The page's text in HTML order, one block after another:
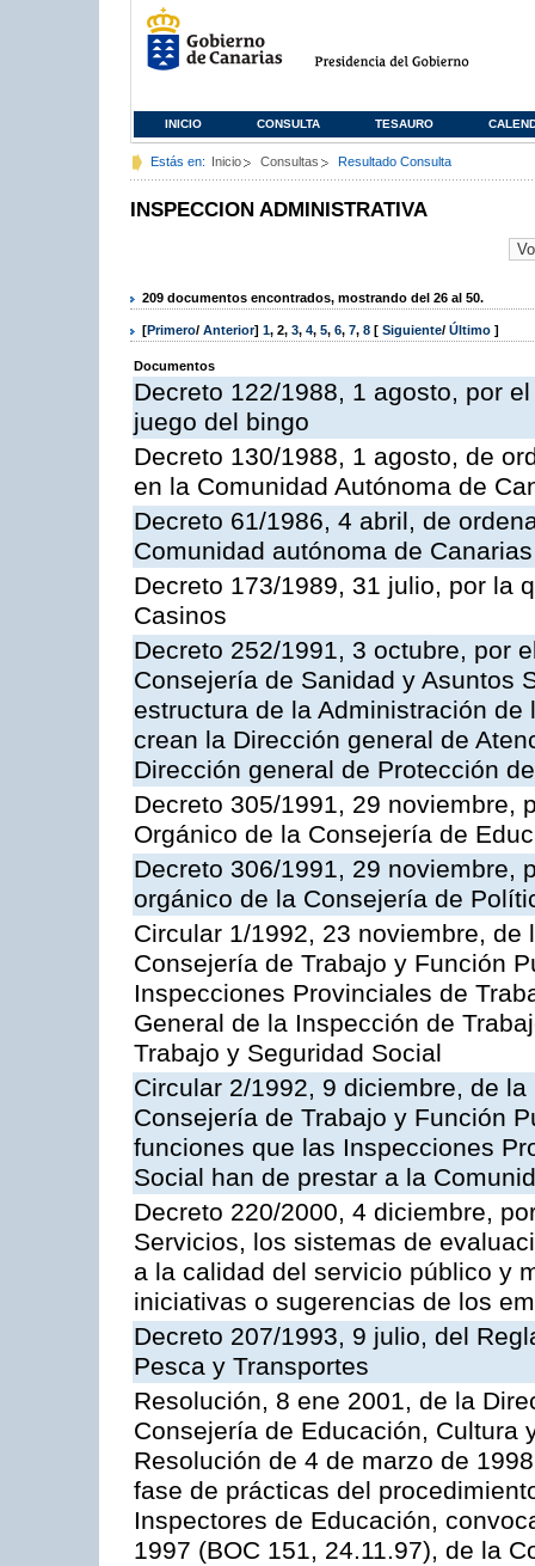
INICIO CONSULTA TESAURO
Estás en: Inicio Consultas Resultado Consulta
INSPECCION ADMINISTRATIVA
209 documentos encontrados, mostrando del 26 al 50.
[Primero/ Anterior] 1, 2, 3, 4, 5, 6, 7, 8 [ Siguiente/ Último ]
Documentos
Decreto 122/1988, 1 agosto, por
juego del bingo
Decreto 130/1988, 1 agosto, de
en la Comunidad Autónoma de
Decreto 61/1986, 4 abril, de
Comunidad autónoma de Canarias
Decreto 173/1989, 31 julio, por la
Casinos
Decreto 252/1991, 3 octubre, por
Consejería de Sanidad y Asuntos
estructura de la Administración
crean la Dirección general de
Dirección general de Protección
Decreto 305/1991, 29 noviembre,
Orgánico de la Consejería de
Decreto 306/1991, 29 noviembre,
orgánico de la Consejería de
Circular 1/1992, 23 noviembre,
Consejería de Trabajo y Función
Inspecciones Provinciales de
General de la Inspección de
Trabajo y Seguridad Social
Circular 2/1992, 9 diciembre, de
Consejería de Trabajo y Función
funciones que las Inspecciones
Social han de prestar a la
Decreto 220/2000, 4 diciembre,
Servicios, los sistemas de
a la calidad del servicio público y
iniciativas o sugerencias de los
Decreto 207/1993, 9 julio, del
Pesca y Transportes
Resolución, 8 ene 2001, de la
Consejería de Educación, Cultura
Resolución de 4 de marzo de
fase de prácticas del
Inspectores de Educación,
1997 (BOC 151, 24.11.97), de la